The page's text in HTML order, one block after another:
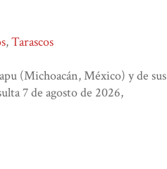
,Tarascos
(Michoacán, México) y de sus
7 de agosto de 2026,